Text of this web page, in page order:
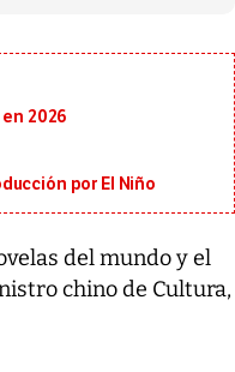
2026
por El Niño
del mundo y el
chino de Cultura,
provocando una